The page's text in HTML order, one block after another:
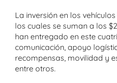
La inversión en los
los cuales se suman a los
han entregado en este
comunicación, apoyo
recompensas, movilidad y
entre otros.